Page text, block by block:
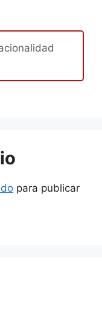
para publicar